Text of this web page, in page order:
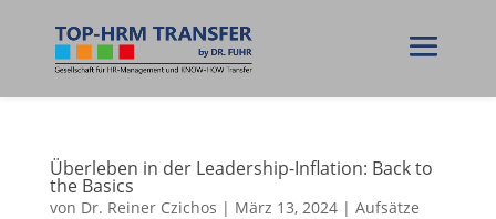
Überleben in der Leadership-Inflation: Back to
the Basics
von Dr. Reiner Czichos | März 13, 2024| Aufsätze